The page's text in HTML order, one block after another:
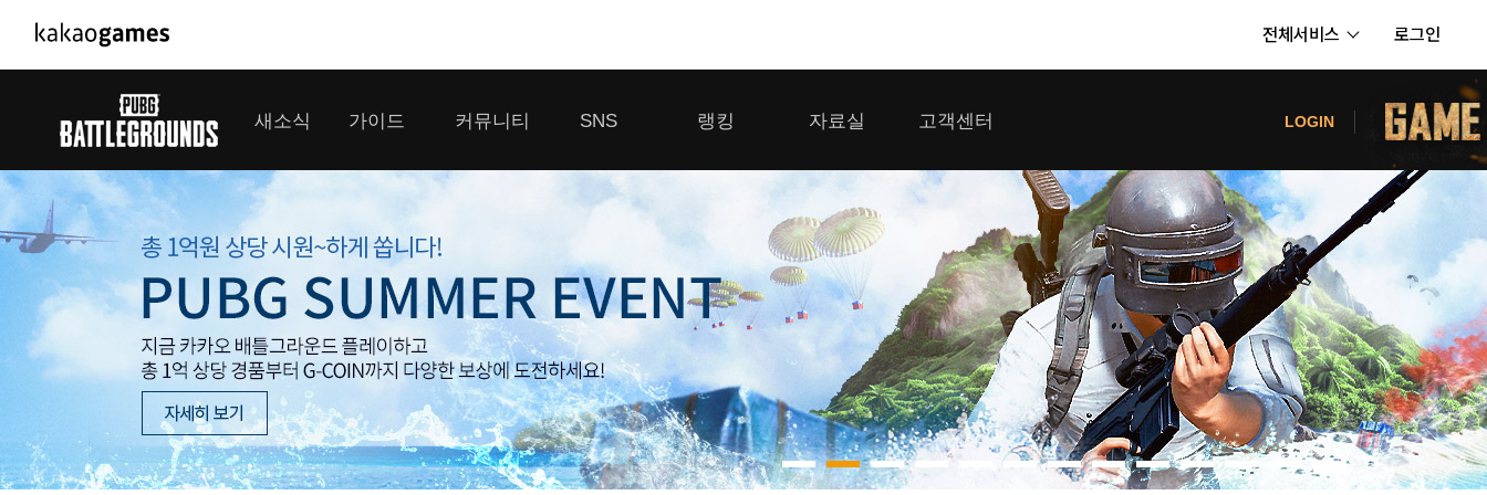
전체서비스 로그인
PC/모바일게임
도깨비의세계
오딘: 발할라 라이징
아키에이지 워
아레스 : 라이즈 오브 가디언즈
배틀그라운드
패스 오브 엑자일
우마무스메 프리티 더비
가디언 테일즈
프린세스 커넥트 Re:Dive
프렌즈팝콘
내정보
보안센터
고객센터
공지사항
카카오게임즈 PC방
게임코인
게임시간선택제
새소식
공지사항
GM소식
이벤트
업데이트
대회소식
가이드
게임 가이드
커뮤니티
미디어 게시판
클랜 라운지
모집 게시판
SNS
톡채널
랭킹
클랜 생존 리더보드
내 전적 히스토리
자료실
다운로드
고객센터
이용제한 이의신청
보안센터
LOGIN